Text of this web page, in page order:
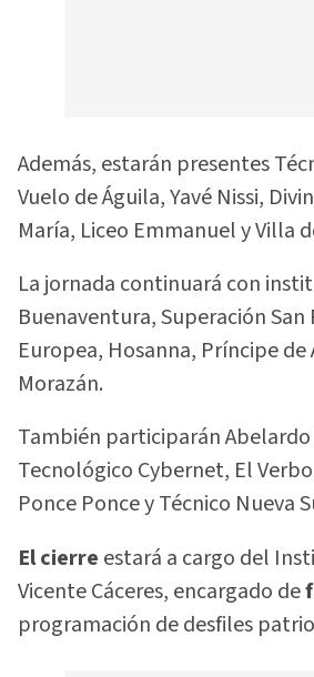
Además, estarán presentes
Vuelo de Águila, Yavé Nissi,
María, Liceo Emmanuel y Villa
La jornada continuará con
Buenaventura, Superación San
Europea, Hosanna, Príncipe de
Morazán.
También participarán
Tecnológico Cybernet, El
Ponce Ponce y Técnico Nueva
El cierre estará a cargo del
Vicente Cáceres, encargado de
programación de desfiles